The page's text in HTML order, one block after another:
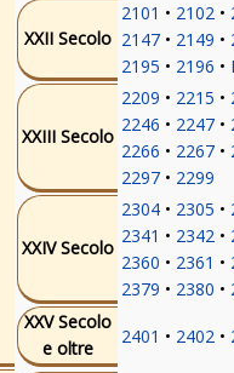
XXII Secolo
2101 2102
2147
2149
2195
2196
XXIII Secolo
2209 2215
2246
2247
2266
2267
2297
2299
XXIV Secolo
2304 2305
2341
2342
2360
2361
2379
2380
XXV Secolo
e oltre
2401 2402